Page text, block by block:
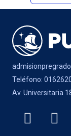
Teléfono:
Av. Universitaria